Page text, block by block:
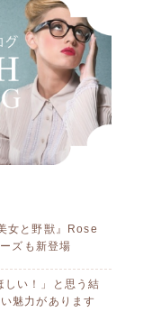
女と野獣』Rose
ズも新登場
しい！」と思う結
魅力があります